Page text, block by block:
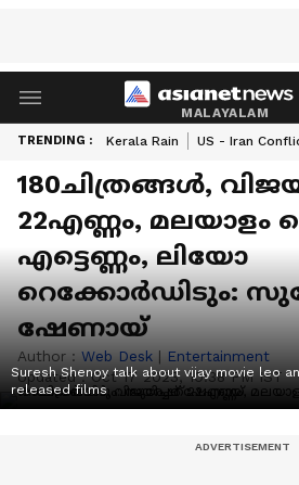
MALAYALAM
TRENDING : Kerala Rain US - Iran
180ചിത്രങ്ങൾ,
22എണ്ണം, മലയാളം
എട്ടെണ്ണം, ലിയോ
റെക്കോർഡിടും:
ഷേണായ്
Author : Web Desk | Entertainment
Updated :Oct 17 2023, 10:38 PM IST
Suresh Shenoy talk about vijay movie leo
released films